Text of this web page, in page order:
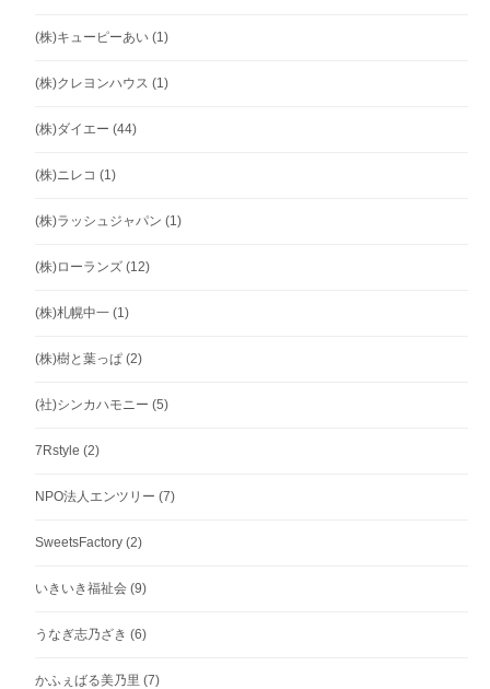
(株)キューピーあい (1)
(株)クレヨンハウス (1)
(株)ダイエー (44)
(株)ニレコ (1)
(株)ラッシュジャパン (1)
(株)ローランズ (12)
(株)札幌中一 (1)
(株)樹と葉っぱ (2)
(社)シンカハモニー (5)
7Rstyle (2)
NPO法人エンツリー (7)
SweetsFactory (2)
いきいき福祉会 (9)
うなぎ志乃ざき (6)
かふぇばる美乃里 (7)